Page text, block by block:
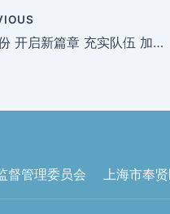
转变身份 开启新篇章 充实队伍 加快团建设
督管理委员会 上海市奉